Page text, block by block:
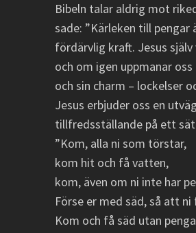
Bibeln talar aldrig mot
sade: ”Kärleken till
fördärvlig kraft. Jesus
och om igen uppmanar
och sin charm – lockelser
Jesus erbjuder oss en
tillfredsställande på ett
”Kom, alla ni som törstar,
kom hit och få vatten,
kom, även om ni inte har
Förse er med säd, så att
Kom och få säd utan